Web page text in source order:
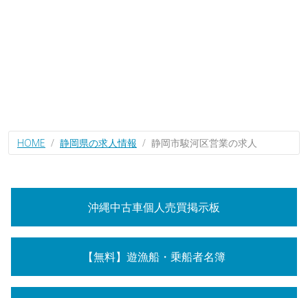
HOME 静岡県の求人情報 静岡市駿河区営業の求人
沖縄中古車個人売買掲示板
【無料】遊漁船・乗船者名簿